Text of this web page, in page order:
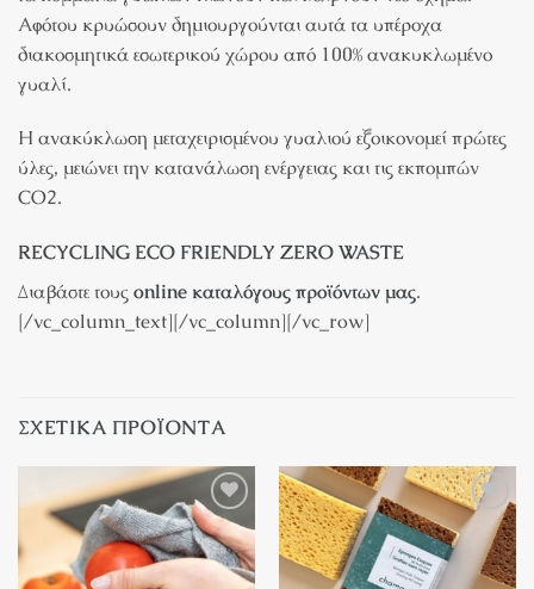
Αφότου κρυώσουν δημιουργούνται αυτά τα υπέροχα
διακοσμητικά εσωτερικού χώρου από 100% ανακυκλωμένο
γυαλί.
Η ανακύκλωση μεταχειρισμένου γυαλιού εξοικονομεί πρώτες
ύλες, μειώνει την κατανάλωση ενέργειας και τις εκπομπών
CO2.
RECYCLING ECO FRIENDLY ZERO WASTE
Διαβάστε τους online καταλόγους προϊόντων μας.
[/vc_column_text][/vc_column][/vc_row]
ΣΧΕΤΙΚΆ ΠΡΟΪΌΝΤΑ
Πρόσθήκη
στην λίστα
επιθυμιών
Πρόσθήκη
στην λίστα
επιθυμιών